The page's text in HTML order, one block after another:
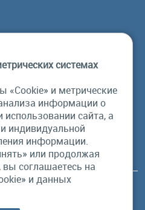
84/32, корп 1
права защищены.
системах
и метрические
информации о
использовании сайта, а
индивидуальной
информации.
или продолжая
соглашаетесь на
и данных